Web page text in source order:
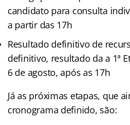
candidato para consulta
a partir das 17h
Resultado definitivo de
definitivo, resultado da a 1ª
6 de agosto, após as 17h
Já as próximas etapas, que
cronograma definido, são: